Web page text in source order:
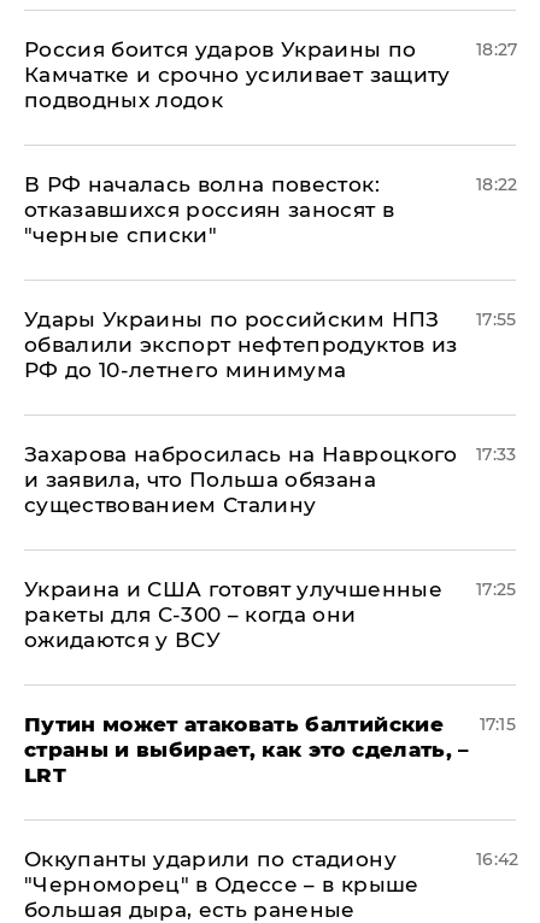
Россия боится ударов Украины по
Камчатке и срочно усиливает защиту
подводных лодок
18:27
​В РФ началась волна повесток:
отказавшихся россиян заносят в
"черные списки"
18:22
Удары Украины по российским НПЗ
обвалили экспорт нефтепродуктов из
РФ до 10-летнего минимума
17:55
​Захарова набросилась на Навроцкого
и заявила, что Польша обязана
существованием Сталину
17:33
Украина и США готовят улучшенные
ракеты для С-300 – когда они
ожидаются у ВСУ
17:25
Путин может атаковать балтийские
страны и выбирает, как это сделать, –
LRT
17:15
Оккупанты ударили по стадиону
"Черноморец" в Одессе – в крыше
большая дыра, есть раненые
16:42